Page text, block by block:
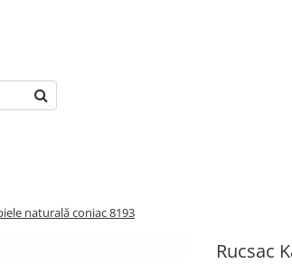
naturală coniac 8193
Rucsac